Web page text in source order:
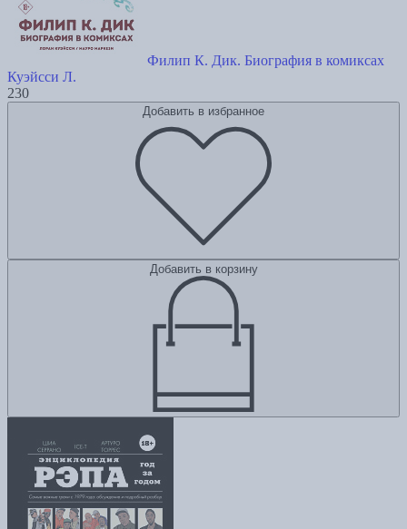
Филип К. Дик. Биография в комиксах
Куэйсси Л.
230
Добавить в избранное
Добавить в корзину